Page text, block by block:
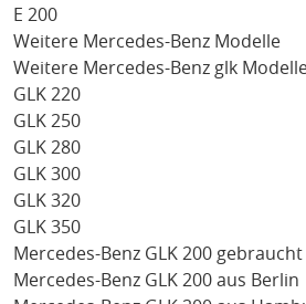
E 200
Weitere Mercedes-Benz Modelle
Weitere Mercedes-Benz glk
GLK 220
GLK 250
GLK 280
GLK 300
GLK 320
GLK 350
Mercedes-Benz GLK 200
Mercedes-Benz GLK 200 aus Berlin